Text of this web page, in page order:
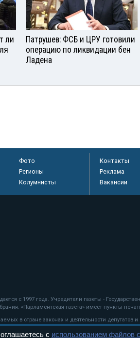
ли
Патрушев: ФСБ и ЦРУ готовили
операцию по ликвидации бен
Ладена
Фото
Регионы
Колумнисты
Контакты
Реклама
Вакансии
с 1997 года. Учредители газеты -
«Парламентская газета» имеет пункты
в стране законах и деятельности депутатов
с использованием файлов